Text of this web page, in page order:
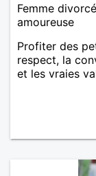
Femme
amoureuse
Profiter des
respect, la
et les vraies